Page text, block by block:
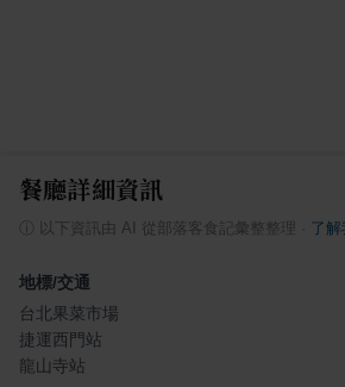
餐廳詳細資訊
以下資訊由 AI 從部落客食記彙整整理 了
地標/交通
台北果菜市場
捷運西門站
龍山寺站